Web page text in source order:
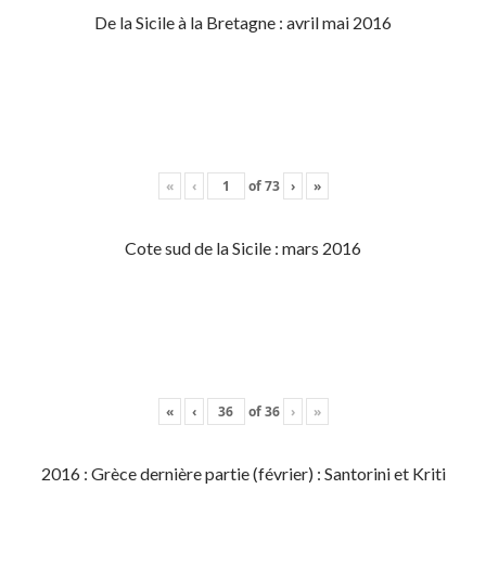
De la Sicile à la Bretagne : avril mai 2016
« ‹ of73 › »
Cote sud de la Sicile : mars 2016
« ‹ of36 › »
2016 : Grèce dernière partie (février) : Santorini et Kriti